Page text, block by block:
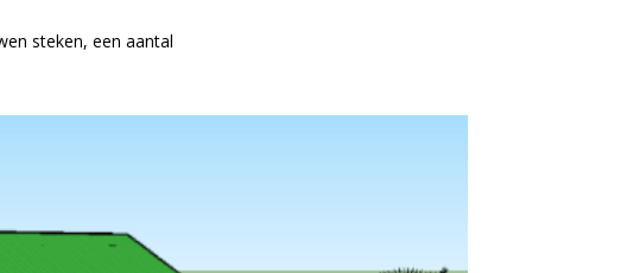
steken, een aantal